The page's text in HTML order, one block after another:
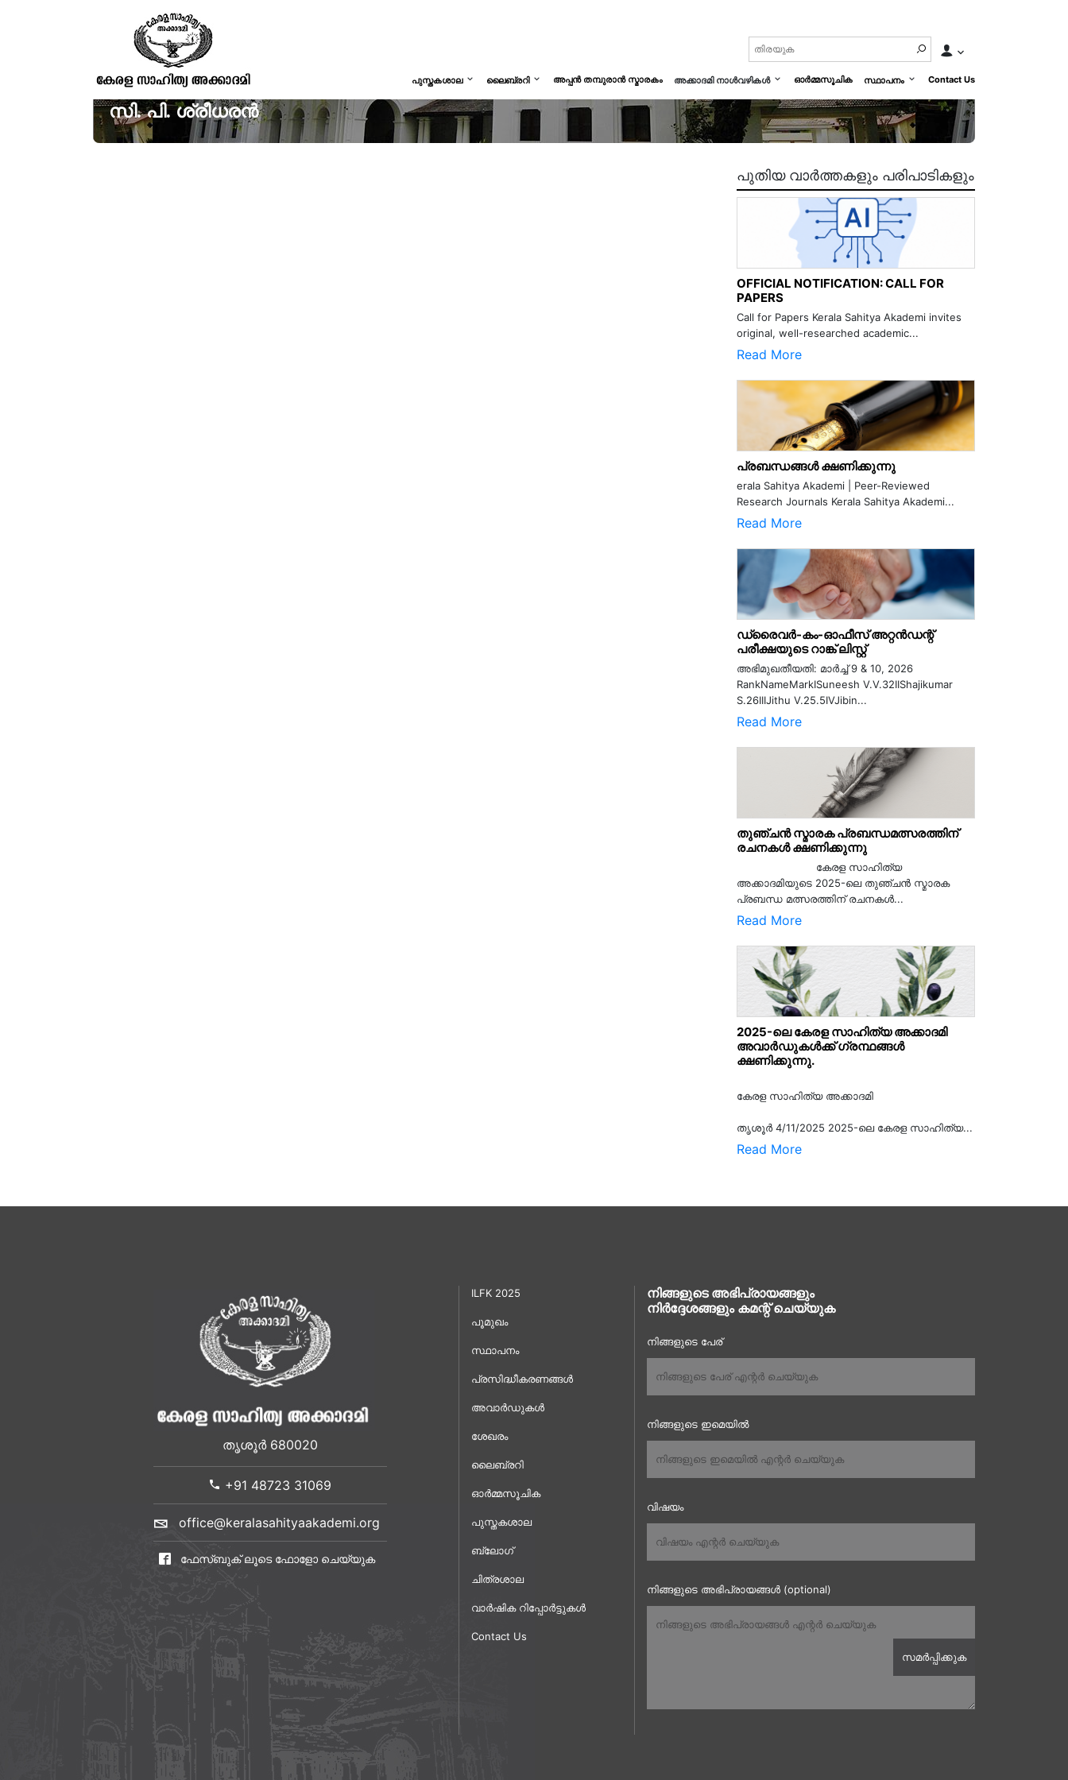
പുസ്തകശാല ലൈബ്രറി അപ്പൻ തമ്പുരാൻ സ്മാരകം അക്കാദമി നാൾവഴികൾ ഓർമ്മസൂചിക സ്ഥാപനം Contact Us
സി. പി. ശ്രീധരൻ
പുതിയ വാർത്തകളും പരിപാടികളും
OFFICIAL NOTIFICATION: CALL FOR
PAPERS
Call for Papers Kerala Sahitya Akademi invites
original, well-researched academic...
Read More
പ്രബന്ധങ്ങൾ ക്ഷണിക്കുന്നു
erala Sahitya Akademi | Peer-Reviewed
Research Journals Kerala Sahitya Akademi...
Read More
ഡ്രൈവർ-കം-ഓഫീസ് അറ്റൻഡന്റ്
പരീക്ഷയുടെ റാങ്ക് ലിസ്റ്റ്
അഭിമുഖതീയതി: മാർച്ച് 9 & 10, 2026
RankNameMarkISuneesh V.V.32IIShajikumar
S.26IIIJithu V.25.5IVJibin...
Read More
തുഞ്ചൻ സ്മാരക പ്രബന്ധമത്സരത്തിന്
രചനകൾ ക്ഷണിക്കുന്നു
കേരള സാഹിത്യ
അക്കാദമിയുടെ 2025-ലെ തുഞ്ചൻ സ്മാരക
പ്രബന്ധ മത്സരത്തിന് രചനകൾ...
Read More
2025-ലെ കേരള സാഹിത്യ അക്കാദമി
അവാർഡുകൾക്ക് ഗ്രന്ഥങ്ങൾ
ക്ഷണിക്കുന്നു.
കേരള സാഹിത്യ അക്കാദമി
തൃശൂര്‍ 4/11/2025 2025-ലെ കേരള സാഹിത്യ...
Read More
തൃശൂർ 680020
+91 48723 31069
office@keralasahityaakademi.org
ഫേസ്ബുക് ലൂടെ ഫോളോ ചെയ്യുക
ILFK 2025
പൂമുഖം
സ്ഥാപനം
പ്രസിദ്ധീകരണങ്ങൾ
അവാർഡുകൾ
ശേഖരം
ലൈബ്രറി
ഓർമ്മസൂചിക
പുസ്തകശാല
ബ്ലോഗ്
ചിത്രശാല
വാർഷിക റിപ്പോർട്ടുകൾ
Contact Us
നിങ്ങളുടെ അഭിപ്രായങ്ങളും
നിർദ്ദേശങ്ങളും കമന്റ് ചെയ്യുക
നിങ്ങളുടെ പേര്
നിങ്ങളുടെ ഇമെയിൽ
വിഷയം
നിങ്ങളുടെ അഭിപ്രായങ്ങൾ (optional)